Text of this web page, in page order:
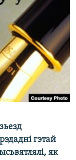
гэтай
як